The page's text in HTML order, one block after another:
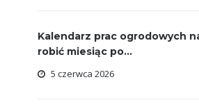
Kalendarz prac ogrodowych
robić miesiąc po...
5 czerwca 2026